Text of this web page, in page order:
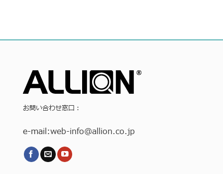
お問い合わせ窓口：
e-mail:web-info@allion.co.jp